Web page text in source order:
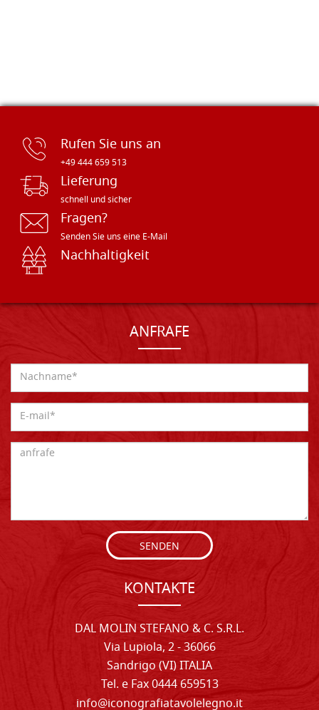
Rufen Sie uns an
+49 444 659 513
Lieferung
schnell und sicher
Fragen?
Senden Sie uns eine E-Mail
Nachhaltigkeit
ANFRAFE
SENDEN
KONTAKTE
DAL MOLIN STEFANO & C. S.R.L.
Via Lupiola, 2 - 36066
Sandrigo (VI) ITALIA
Tel. e Fax 0444 659513
info@iconografiatavolelegno.it